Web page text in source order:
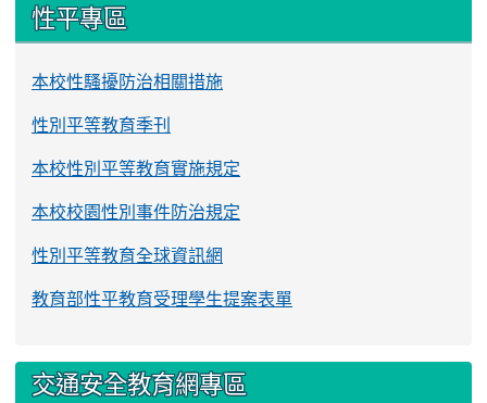
性平專區
本校性騷擾防治相關措施
性別平等教育季刊
本校性別平等教育實施規定
本校校園性別事件防治規定
性別平等教育全球資訊網
教育部性平教育受理學生提案表單
交通安全教育網專區